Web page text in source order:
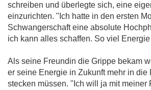
schreiben und überlegte sich, eine
einzurichten. "Ich hatte in den ersten
Schwangerschaft eine absolute
ich kann alles schaffen. So viel
Als seine Freundin die Grippe bekam
er seine Energie in Zukunft mehr in die
stecken müssen. "Ich will ja mit meiner